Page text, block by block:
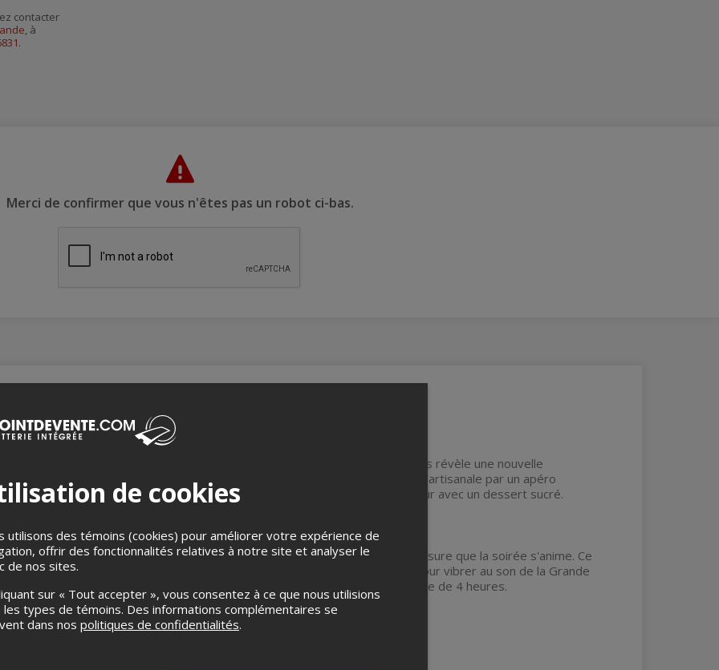
contacter
, à
.
Merci de confirmer que vous n'êtes pas un robot ci-bas.
dans Saint-Roch !
des saveurs du monde lors d’un parcours mystère où chaque étape vous révèle une nouvelle
et de délicieuses surprises. Ce souper mystère débute dans une brasserie artisanale par un apéro
à 2 accords mets-vin (cocktails/mocktails) par arrêt, et se termine en douceur avec un dessert sucré.
tout.
par le rythme de la ville : chaque adresse vous sera dévoilée au fur et à mesure que la soirée s'anime. Ce
parcourt à pied, en mode semi-autonome, vous offrant la liberté parfaite pour vibrer au son de la Grande
tenue confortable et festive pour savourer chaque instant de cette aventure de 4 heures.
de cookies
utilisons des témoins (cookies) pour améliorer votre expérience de
offrir des fonctionnalités relatives à notre site et analyser le
de nos sites.
sur « Tout accepter », vous consentez à ce que nous utilisions
les types de témoins. Des informations complémentaires se
dans nos politiques de confidentialités.